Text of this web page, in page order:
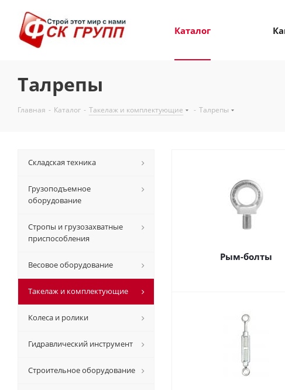
Каталог
Талрепы
Главная - Каталог - Такелаж и комплектующие - Талрепы
Рым-болты
Складская техника
Грузоподъемное
оборудование
Стропы и грузозахватные
приспособления
Весовое оборудование
Такелаж и комплектующие
Колеса и ролики
Гидравлический инструмент
Строительное оборудование